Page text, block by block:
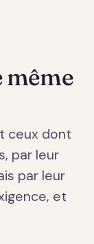
même
ceux dont
par leur
par leur
et